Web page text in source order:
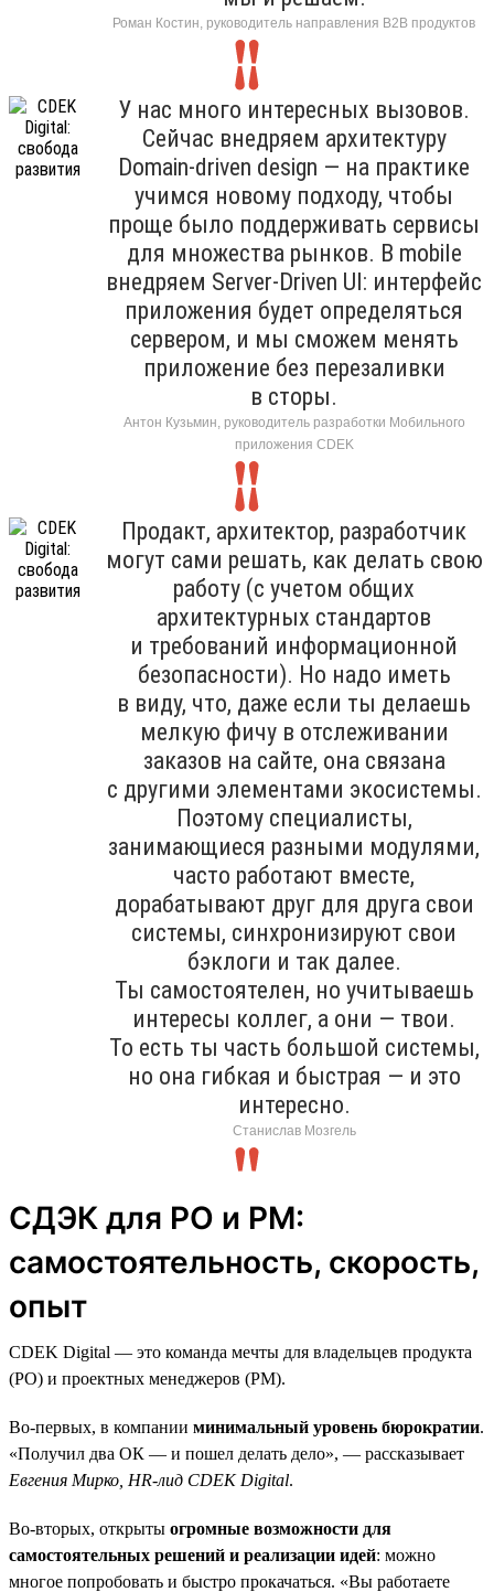
Роман Костин, руководитель направления B2B продуктов
У нас много интересных вызовов.
Сейчас внедряем архитектуру
Domain-driven design — на практике
учимся новому подходу, чтобы
проще было поддерживать сервисы
для множества рынков. В mobile
внедряем Server-Driven UI: интерфейс
приложения будет определяться
сервером, и мы сможем менять
приложение без перезаливки
в сторы.
Антон Кузьмин, руководитель разработки Мобильного
приложения CDEK
Продакт, архитектор, разработчик
могут сами решать, как делать свою
работу (с учетом общих
архитектурных стандартов
и требований информационной
безопасности). Но надо иметь
в виду, что, даже если ты делаешь
мелкую фичу в отслеживании
заказов на сайте, она связана
с другими элементами экосистемы.
Поэтому специалисты,
занимающиеся разными модулями,
часто работают вместе,
дорабатывают друг для друга свои
системы, синхронизируют свои
бэклоги и так далее.
Ты самостоятелен, но учитываешь
интересы коллег, а они — твои.
То есть ты часть большой системы,
но она гибкая и быстрая — и это
интересно.
Станислав Мозгель
СДЭК для PO и PM:
самостоятельность, скорость,
опыт
CDEK Digital — это команда мечты для владельцев продукта
(PO) и проектных менеджеров (PM).
Во-первых, в компании минимальный уровень бюрократии.
«Получил два ОК — и пошел делать дело», — рассказывает
Евгения Мирко, HR-лид CDEK Digital.
Во-вторых, открыты огромные возможности для
самостоятельных решений и реализации идей: можно
многое попробовать и быстро прокачаться. «Вы работаете